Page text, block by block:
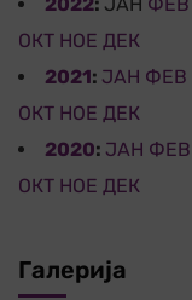
ОКТ НОЕ ДЕК
2021: ЈАН ФЕВ
ОКТ НОЕ ДЕК
2020: ЈАН ФЕВ
ОКТ НОЕ ДЕК
Галерија